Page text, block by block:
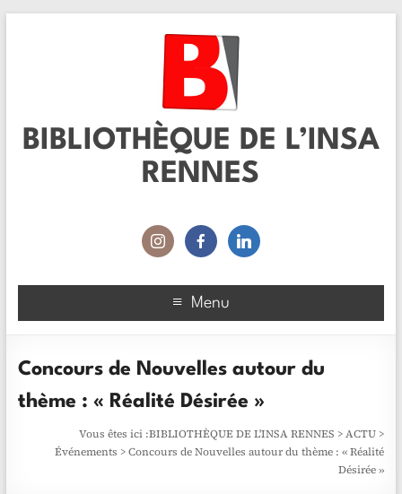
BIBLIOTHÈQUE DE L’INSA
RENNES
Menu
Concours de Nouvelles autour du
thème : « Réalité Désirée »
Vous êtes ici :BIBLIOTHÈQUE DE L'INSA RENNES >ACTU >
Événements >Concours de Nouvelles autour du thème : « Réalité
Désirée »